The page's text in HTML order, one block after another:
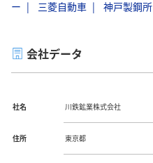
ー
三菱自動車 神戸製鋼所
会社データ
社名 川鉄鉱業株式会社
住所 東京都